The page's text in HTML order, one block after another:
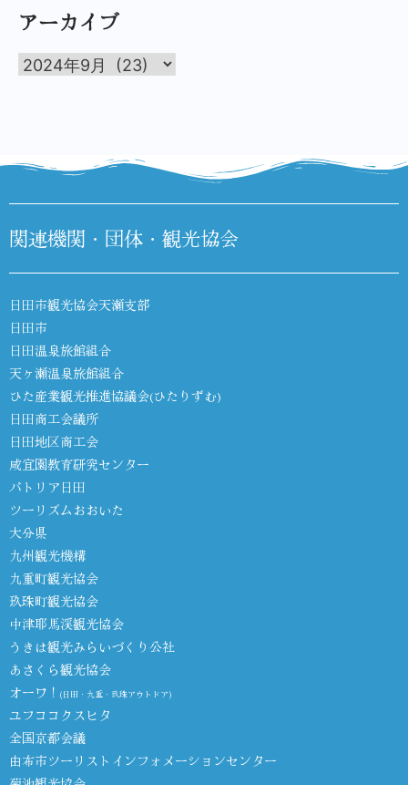
アーカイブ
関連機関・団体・観光協会
日田市観光協会天瀬支部
日田市
日田温泉旅館組合
天ヶ瀬温泉旅館組合
ひた産業観光推進協議会(ひたりずむ)
日田商工会議所
日田地区商工会
咸宜園教育研究センター
パトリア日田
ツーリズムおおいた
大分県
九州観光機構
九重町観光協会
玖珠町観光協会
中津耶馬渓観光協会
うきは観光みらいづくり公社
あさくら観光協会
オーワ！ (日田・九重・玖珠アウトドア)
ユフココクスヒタ
全国京都会議
由布市ツーリストインフォメーションセンター